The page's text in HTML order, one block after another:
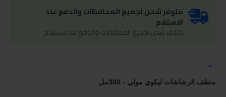
متوفر شحن لجميع المحافظات والدفع عند
الاستلام
متوفر شحن لجميع المحافظات والدفع عند الاستلام
منظف الرشاشات ليكوي مولي - 300مل